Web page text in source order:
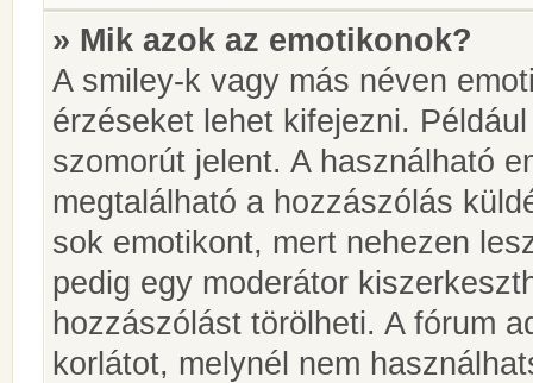
» Mik azok az emotikonok?
A smiley-k vagy más néven
érzéseket lehet kifejezni.
szomorút jelent. A használható
megtalálható a hozzászólás
sok emotikont, mert nehezen
pedig egy moderátor
hozzászólást törölheti. A fórum
korlátot, melynél nem